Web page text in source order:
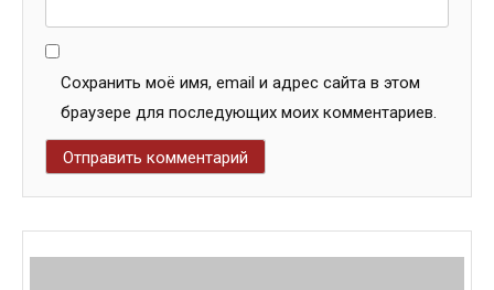
Сохранить моё имя, email и адрес сайта в этом
браузере для последующих моих комментариев.